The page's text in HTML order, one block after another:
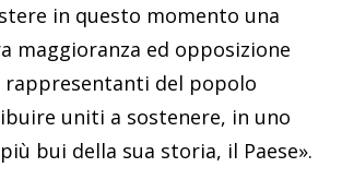
in questo momento una
maggioranza ed opposizione
del popolo
uniti a sostenere, in uno
bui della sua storia, il Paese».